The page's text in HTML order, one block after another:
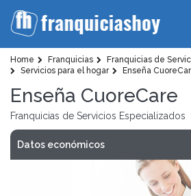
Home Franquicias
Franquicias de
Servicios para el hogar
Enseña
Enseña CuoreCare
Franquicias de Servicios Especializados
Datos económicos